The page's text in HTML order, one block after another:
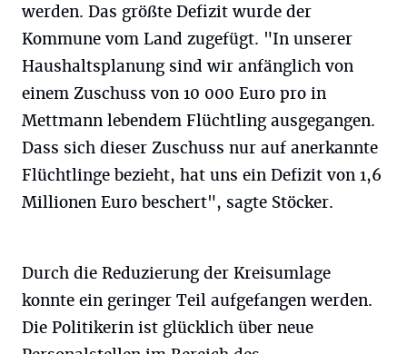
werden. Das größte Defizit wurde der
Kommune vom Land zugefügt. "In unserer
Haushaltsplanung sind wir anfänglich von
einem Zuschuss von 10 000 Euro pro in
Mettmann lebendem Flüchtling ausgegangen.
Dass sich dieser Zuschuss nur auf anerkannte
Flüchtlinge bezieht, hat uns ein Defizit von 1,6
Millionen Euro beschert", sagte Stöcker.
Durch die Reduzierung der Kreisumlage
konnte ein geringer Teil aufgefangen werden.
Die Politikerin ist glücklich über neue